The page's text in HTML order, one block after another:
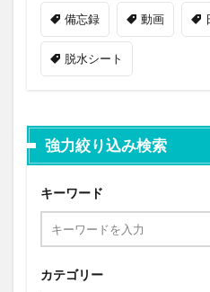
備忘録 動画
脱水シート
強力絞り込み検索
キーワード
カテゴリー